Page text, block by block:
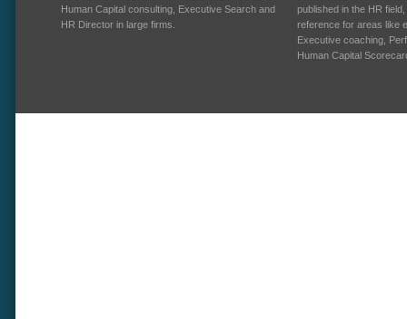
Human Capital consulting, Executive Search and
HR Director in large firms.
published in the HR
reference for areas like
Executive coaching,
Human Capital